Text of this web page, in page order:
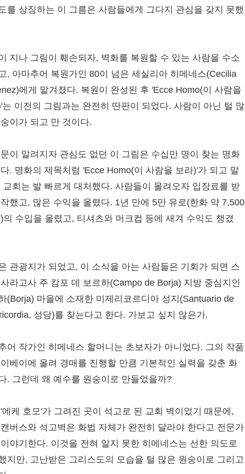
를 상징하는 이 그름은 사람들에게 그다지 관심을 갖지 못했
지나 그림이 훼손되자, 벽화를 복원할 수 있는 사람을 수소
, 아마추어 복원가인 80이 넘은 세실리아 히메네스(Cecilia
에게 맡겨졌다. 복원이 완성된 후 'Ecce Homo(이 사람을
는 이전의 그림과는 완전히 딴판이 되었다. 사람이 아닌 털 많
이가 되고 만 것이다.
이 알려지자 관심도 없던 이 그림은 수십만 명이 찾는 명화
. 명화의 제목처럼 'Ecce Homo(이 사람을 보라)'가 되고 말
교회는 발 빠르게 대처했다. 사람들이 몰려오자 입장료를 받
했고, 많은 수익을 올렸다. 1년 만에 5만 유로(한화 약 7,500
의 수입을 올렸고, 티셔츠와 머크컵 등에 새겨 수익도 챙겼
관광지가 되었고, 이 소식을 아는 사람들은 기회가 되면 스
라고사 주 캄포 데 보르하(Campo de Borja) 지방 중심지인
(Borja) 마을에 소재한 미제리코르디아 성지(Santuario de
성당)를 찾는다고 한다. 가보고 싶지 않은가.
어 작가인 히메네스 할머니는 초보자가 아니었다. 그의 작품
베이에 올려 경매를 진행할 만큼 기본적인 실력을 갖춘 화
. 그런데 왜 예수를 원숭이로 만들었을까?
에케 호모'가 그려진 곳이 석고로 된 교회 벽이었기 때문에,
버스와 석고벽은 화법 자체가 완전히 달라야 한다고 전문가
야기한다. 이것을 전혀 알지 못한 히메네스는 선한 의도로
지만, 고난받은 그리스도의 모습을 털 많은 원숭이로 그리고